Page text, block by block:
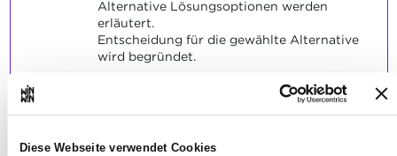
Diese Webseite verwendet Cookies
Alternative Lösungsoptionen werden
erläutert.
Entscheidung für die gewählte Alternative
wird begründet.
Die alternativen Lösungswege sind
Die Entscheidung für einen Lösungsweg